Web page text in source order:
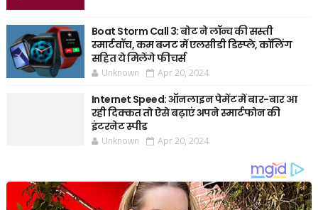
Boat Storm Call 3: बोट ने लॉन्च की सस्ती
स्मार्टवॉच, कम बजट में एलसीडी डिस्प्ले, कॉलिंग
सहित ये मिलेंगे फीचर्स
Unknown Apr 20, 2024
Internet Speed: ऑनलाइन पेमेंट में बार-बार आ
रही दिक्कत तो ऐसे बढ़ाएं अपने स्मार्टफोन की
इंटरनेट स्पीड
Unknown Apr 20, 2024